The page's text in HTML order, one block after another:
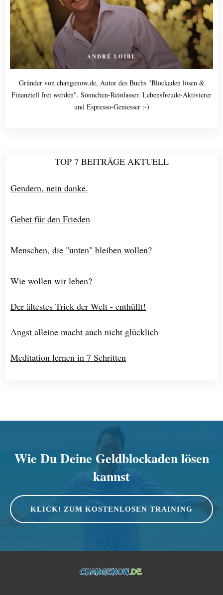
ANDRÉ LOIBL
Gründer von changenow.de, Autor des Buchs "Blockaden lösen &
Finanziell frei werden". Sönnchen-Reinlasser. Lebensfreude-Aktivierer
und Espresso-Geniesser :-)
TOP 7 BEITRÄGE AKTUELL
Gendern, nein danke.
Gebet für den Frieden
Menschen, die "unten" bleiben wollen?
Wie wollen wir leben?
Der ältestes Trick der Welt - enthüllt!
Angst alleine macht auch nicht glücklich
Meditation lernen in 7 Schritten
Wie Du Deine Geldblockaden lösen
kannst
KLICK! ZUM KOSTENLOSEN TRAINING